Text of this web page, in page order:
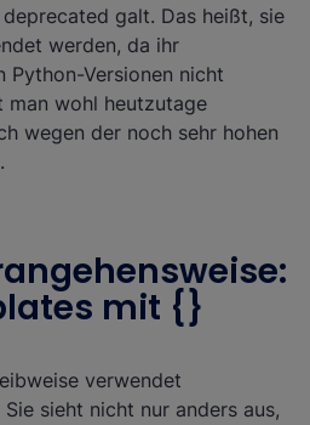
galt. Das heißt, sie
werden, da ihr
Python-Versionen nicht
wohl heutzutage
wegen der noch sehr hohen
mit {}
verwendet
sieht nicht nur anders aus,